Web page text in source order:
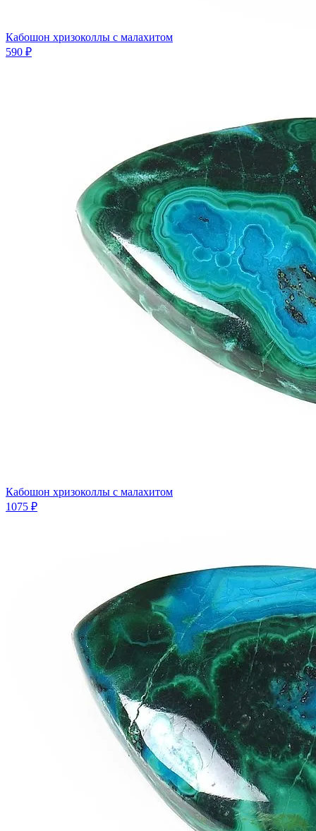
Кабошон хризоколлы с малахитом
590 ₽
Кабошон хризоколлы с малахитом
1075 ₽